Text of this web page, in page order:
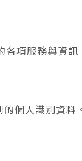
項服務與資
個人識別資